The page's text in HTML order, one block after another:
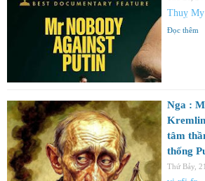
Thuỵ
Đọc thêm
Nga :
tâm
thống
Thứ Bảy,